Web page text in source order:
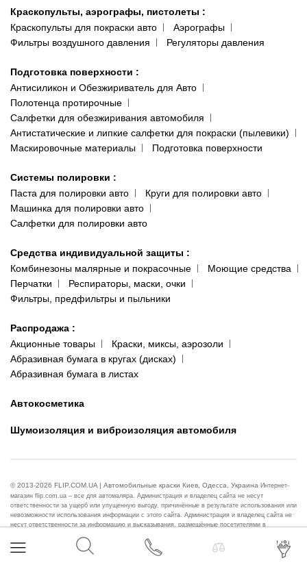
Краскопульты, аэрографы, пистолеты :
Краскопульты для покраски авто
Аэрографы
Фильтры воздушного давления
Регуляторы давления
Подготовка поверхности :
Антисиликон и Обезжириватель для Авто
Полотенца протирочные
Салфетки для обезжиривания автомобиля
Антистатические и липкие салфетки для покраски (пылевики)
Маскировочные материалы
Подготовка поверхности
Системы полировки :
Паста для полировки авто
Круги для полировки авто
Машинка для полировки авто
Салфетки для полировки авто
Средства индивидуальной защиты :
Комбинезоны малярные и покрасочные
Моющие средства
Перчатки
Респираторы, маски, очки
Фильтры, предфильтры и пыльники
Распродажа :
Акционные товары
Краски, миксы, аэрозоли
Абразивная бумага в кругах (дисках)
Абразивная бумага в листах
Автокосметика
Шумоизоляция и виброизоляция автомобиля
© 2013-2026 FLIP.COM.UA | Автомобильные краски Киев, Одесса, Украина Интернет-
магазин flip.com.ua – все для автомаляра. Администрация и владелец сайта не несут
ответственности за ущерб или упущенную выгоду, причинённые в результате использования или
невозможности использования информации с этого сайта. Администрация и владелец сайта не
несут ответственности за информацию и высказывания, размещённые посетителями в
посетителями в комментариях и обсуждениях продуктов на этом сайте, выражают точку зрения
исключительно автора конкретного сообщения и никак не связаны с точкой зрения